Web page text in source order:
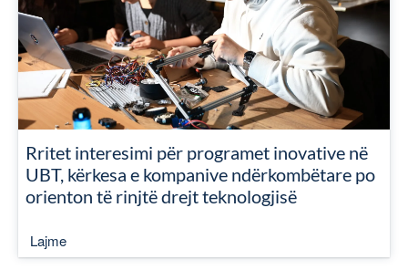
Rritet interesimi për programet inovative në
UBT, kërkesa e kompanive ndërkombëtare po
orienton të rinjtë drejt teknologjisë
Lajme